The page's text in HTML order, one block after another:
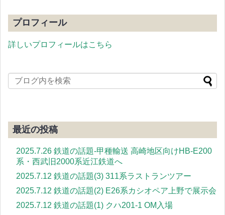
プロフィール
詳しいプロフィールはこちら
最近の投稿
2025.7.26 鉄道の話題-甲種輸送 高崎地区向けHB-E200
系・西武旧2000系近江鉄道へ
2025.7.12 鉄道の話題(3) 311系ラストランツアー
2025.7.12 鉄道の話題(2) E26系カシオペア上野で展示会
2025.7.12 鉄道の話題(1) クハ201-1 OM入場